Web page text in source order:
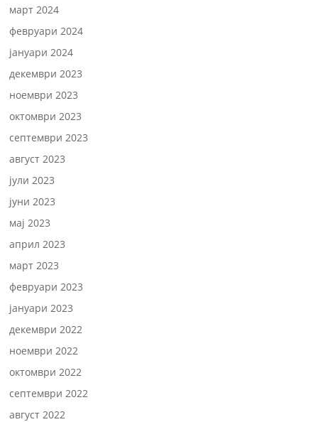
март 2024
февруари 2024
јануари 2024
декември 2023
ноември 2023
октомври 2023
септември 2023
август 2023
јули 2023
јуни 2023
мај 2023
април 2023
март 2023
февруари 2023
јануари 2023
декември 2022
ноември 2022
октомври 2022
септември 2022
август 2022